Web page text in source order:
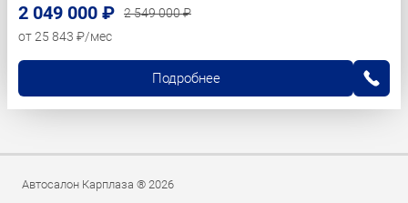
2 049 000 ₽
2 549 000 ₽
от 25 843 ₽/мес
Подробнее
Автосалон Карплаза ® 2026